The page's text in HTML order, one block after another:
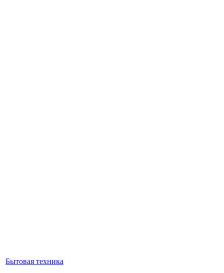
Бытовая техника